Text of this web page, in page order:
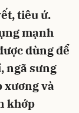
tiêu ứ.
mạnh
dùng để
ngã sưng
xương và
khớp
Gửi